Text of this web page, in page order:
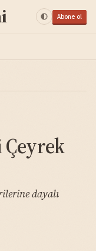
Abone ol
dayalı